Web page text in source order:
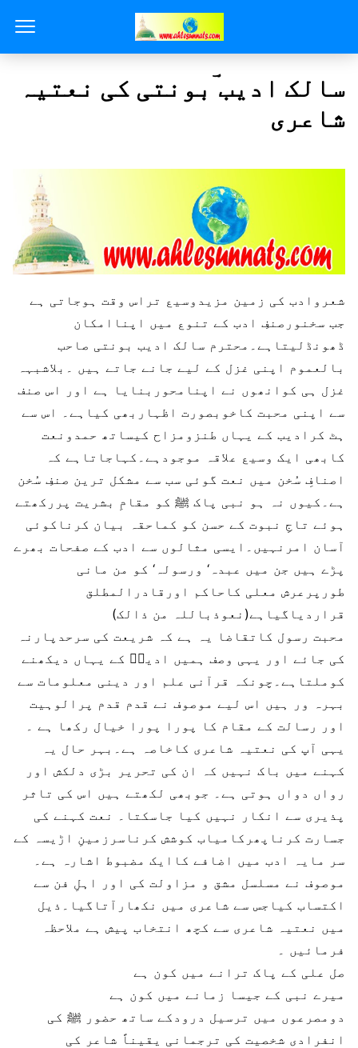
سالک ادیب ؔبونتی کی نعتیہ
شاعری
شعروادب کی زمین مزیدوسیع تراس وقت ہوجاتی ہے
جب سخنورصنفِ ادب کے تنوع میں اپناامکان
ڈھونڈلیتاہے۔محترم سالک ادیب بونتی صاحب
بالعموم اپنی غزل کے لیے جانے جاتے ہیں ۔بلاشبہہ
غزل ہی کوانھوں نے اپنامحوربنایا ہے اور اس صنف
سے اپنی محبت کاخوبصورت اظہاربھی کیاہے۔ اس سے
ہٹ کرادیب کے یہاں طنزومزاح کیساتھ حمدونعت
کابھی ایک وسیع علاقہ موجودہے۔کہاجاتاہے کہ
اصنافِ سُخن میں نعت گوئی سب سے مشکل ترین صنفِ سُخن
ہے۔کیوں نہ ہو نبی پاک ﷺ کو مقامِ بشریت پررکھتے
ہوئے تاجِ نبوت کے حسن کو کماحقہ بیان کرناکوئی
آسان امرنہیں۔ایسی مثالوں سے ادب کے صفحات بھرے
پڑے ہیں جن میں عبدہ‘ ورسولہ‘ کو من مانی
طورپرعرش معلی کاحاکم اورقادرالمطلق
قراردیاگیاہے(نعوذباللہ من ذالک)
محبت رسول کاتقاضا یہ ہے کہ شریعت کی سرحدپارنہ
کی جائے اور یہی وصف ہمیں ادیبؔ کے یہاں دیکھنے
کوملتاہے۔چونکہ قرآنی علم اور دینی معلومات سے
بہرہ ور ہیں اس لیے موصوف نے قدم قدم پرالوہیت
اور رسالت کے مقام کا پورا پورا خیال رکھا ہے ۔
یہی آپ کی نعتیہ شاعری کاخاصہ ہے۔بہر حال یہ
کہنے میں باک نہیں کہ ان کی تحریر بڑی دلکش اور
رواں دواں ہوتی ہے۔ جوبھی لکھتے ہیں اس کی تاثر
پذیری سے انکار نہیں کیا جاسکتا۔ نعت کہنے کی
جسارت کرناپھرکامیاب کوشش کرناسرزمینِ اڑیسہ کے
سر مایہ ادب میں اضافے کاایک مضبوط اشارہ ہے۔
موصوف نے مسلسل مشق و مزاولت کی اور اہلِ فن سے
اکتساب کیاجس سے شاعری میں نکھارآتاگیا۔ذیل
میں نعتیہ شاعری سے کچھ انتخاب پیش ہے ملاحظہ
فرمائیں ۔
صل علی کے پاک ترانے میں کون ہے
میرے نبی کے جیسا زمانے میں کون ہے
دومصرعوں میں ترسیل درودکے ساتھ حضور ﷺ کی
انفرادی شخصیت کی ترجمانی یقیناً شاعر کی